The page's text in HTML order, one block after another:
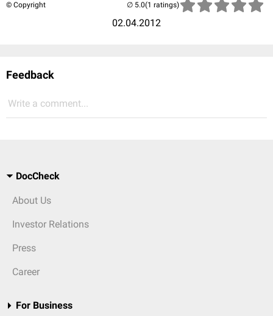
© Copyright
02.04.2012
(1 ratings)
Feedback
Write a comment...
DocCheck
About Us
Investor Relations
Press
Career
For Business